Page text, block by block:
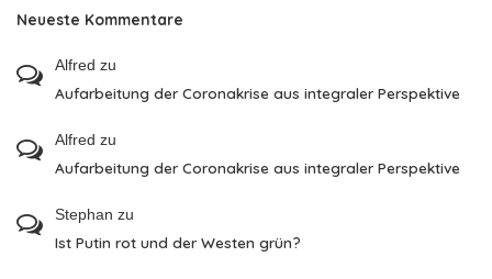
Neueste Kommentare
Alfred zu
Aufarbeitung der Coronakrise aus integraler Perspektive
Alfred zu
Aufarbeitung der Coronakrise aus integraler Perspektive
Stephan zu
Ist Putin rot und der Westen grün?